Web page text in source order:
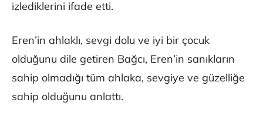
izlediklerini ifade etti.
Eren’in ahlaklı, sevgi dolu ve iyi bir çocuk
olduğunu dile getiren Bağcı, Eren’in sanıkların
sahip olmadığı tüm ahlaka, sevgiye ve güzelliğe
sahip olduğunu anlattı.